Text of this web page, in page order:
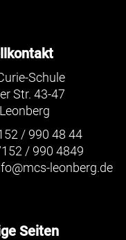
Schule
Str. 43-47
/ 990 48 44
/ 990 4849
leonberg.de
Seiten